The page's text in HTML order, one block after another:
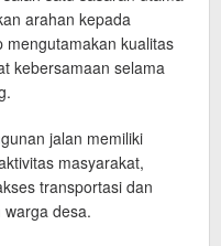
arahan kepada
mengutamakan kualitas
kebersamaan selama
jalan memiliki
masyarakat,
transportasi dan
desa.